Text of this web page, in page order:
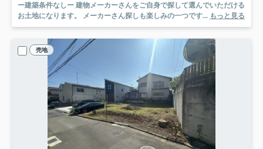
ー建築条件なしー 建物メーカーさんをご自身で探して選んでいただける
お土地になります。 メーカーさん探しも楽しみの一つです... もっと見る
売地